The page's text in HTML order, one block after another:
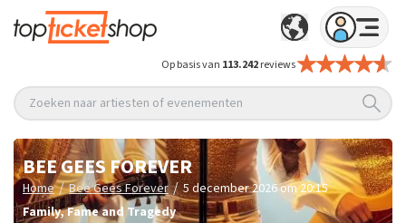
Op basis van 113.242reviews
Zoeken naar artiesten of evenementen
BEE GEES FOREVER
Home / Bee Gees Forever / 5 december 2026 om 20:15
Family, Fame and Tragedy